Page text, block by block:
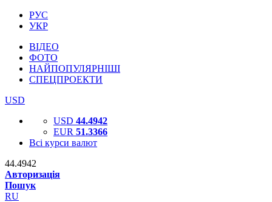
РУС
УКР
ВІДЕО
ФОТО
НАЙПОПУЛЯРНІШІ
СПЕЦПРОЕКТИ
USD
USD 44.4942
EUR 51.3366
Всі курси валют
44.4942
Авторизація
Пошук
RU